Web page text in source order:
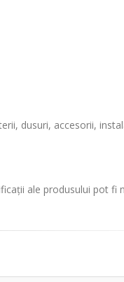
dusuri, accesorii,
ale produsului pot